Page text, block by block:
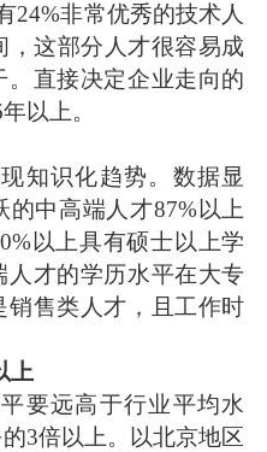
24%非常优秀的技术人
，这部分人才很容易成
直接决定企业走向的
以上。
知识化趋势。数据显
中高端人才87%以上
以上具有硕士以上学
人才的学历水平在大专
销售类人才，且工作时
上
要远高于行业平均水
3倍以上。以北京地区